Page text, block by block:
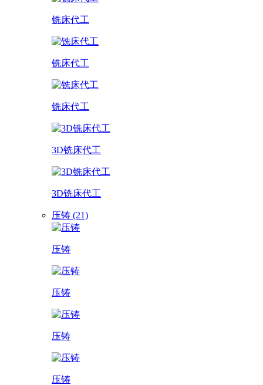
铣床代工
铣床代工
铣床代工
3D铣床代工
3D铣床代工
压铸 (21)
压铸
压铸
压铸
压铸